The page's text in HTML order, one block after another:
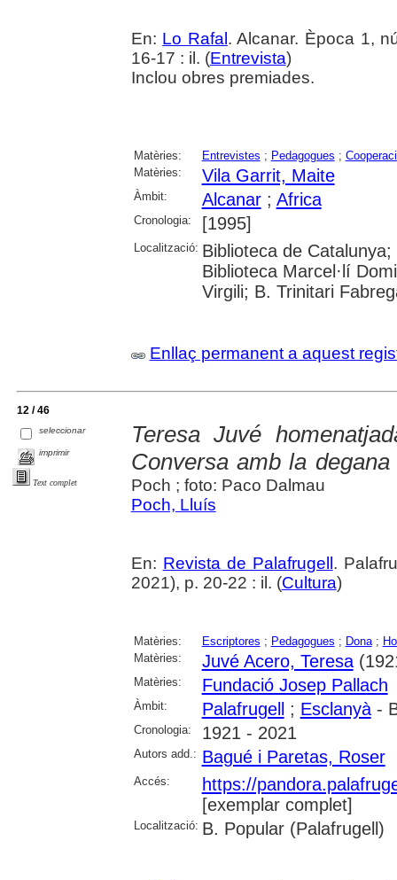
En: Lo Rafal . Alcanar. Època 1,
16-17 : il. (Entrevista)
Inclou obres premiades.
Matèries: Entrevistes ; Pedagogues ;
Matèries:
Vila Garrit, Maite
Àmbit: Alcanar; Africa
Cronologia: [1995]
Localització: Biblioteca de
Biblioteca Marcel·lí
Virgili; B. Trinitari
Enllaç permanent a aquest
12 / 46
seleccionar
imprimir
Text complet
Teresa Juvé
Conversa amb la
Poch ; foto: Paco Dalmau
Poch, Lluís
En: Revista de Palafrugell .
2021), p. 20-22 : il. (Cultura)
Matèries: Escriptores ; Pedagogues ; Dona;
Matèries:
Juvé Acero, Teresa
Matèries: Fundació Josep Pallach
Àmbit: Palafrugell ; Esclanyà-
Cronologia: 1921 - 2021
Autors add.: Bagué i Paretas, Roser
Accés:
https://
[exemplar complet]
Localització: B. Popular (Palafrugell)